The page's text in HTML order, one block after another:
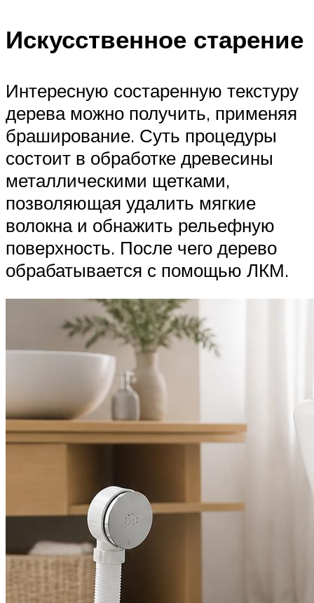
Искусственное старение
Интересную состаренную текстуру
дерева можно получить, применяя
браширование. Суть процедуры
состоит в обработке древесины
металлическими щетками,
позволяющая удалить мягкие
волокна и обнажить рельефную
поверхность. После чего дерево
обрабатывается с помощью ЛКМ.